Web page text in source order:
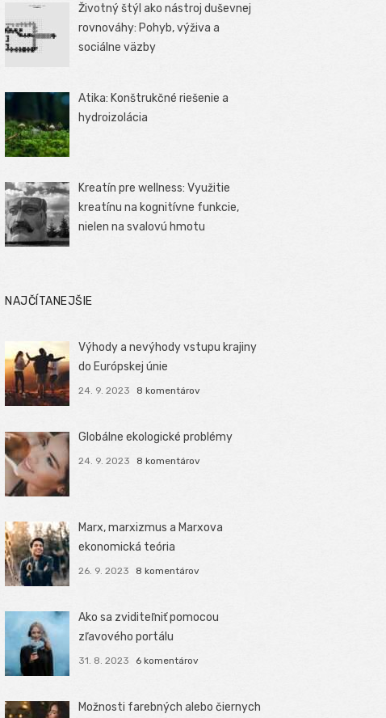
Životný štýl ako nástroj duševnej
rovnováhy: Pohyb, výživa a
sociálne väzby
Atika: Konštrukčné riešenie a
hydroizolácia
Kreatín pre wellness: Využitie
kreatínu na kognitívne funkcie,
nielen na svalovú hmotu
NAJČÍTANEJŠIE
Výhody a nevýhody vstupu krajiny
do Európskej únie
24. 9. 2023 8 komentárov
Globálne ekologické problémy
24. 9. 2023 8 komentárov
Marx, marxizmus a Marxova
ekonomická teória
26. 9. 2023 8 komentárov
Ako sa zviditeľniť pomocou
zľavového portálu
31. 8. 2023 6 komentárov
Možnosti farebných alebo čiernych